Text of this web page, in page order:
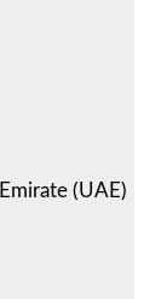
(UAE)